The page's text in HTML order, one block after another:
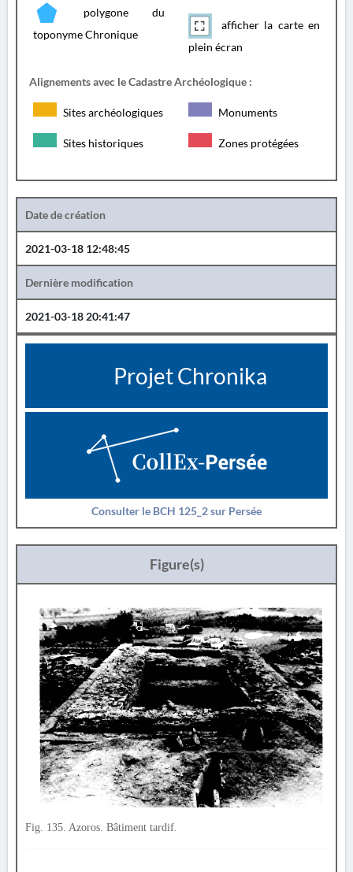
polygone du
toponyme Chronique
afficher la carte en
plein écran
Alignements avec le Cadastre Archéologique :
Sites archéologiques Monuments
Sites historiques Zones protégées
Date de création
2021-03-18 12:48:45
Dernière modification
2021-03-18 20:41:47
Projet Chronika
Consulter le BCH 125_2 sur Persée
Figure(s)
Fig. 135. Azoros. Bâtiment tardif.